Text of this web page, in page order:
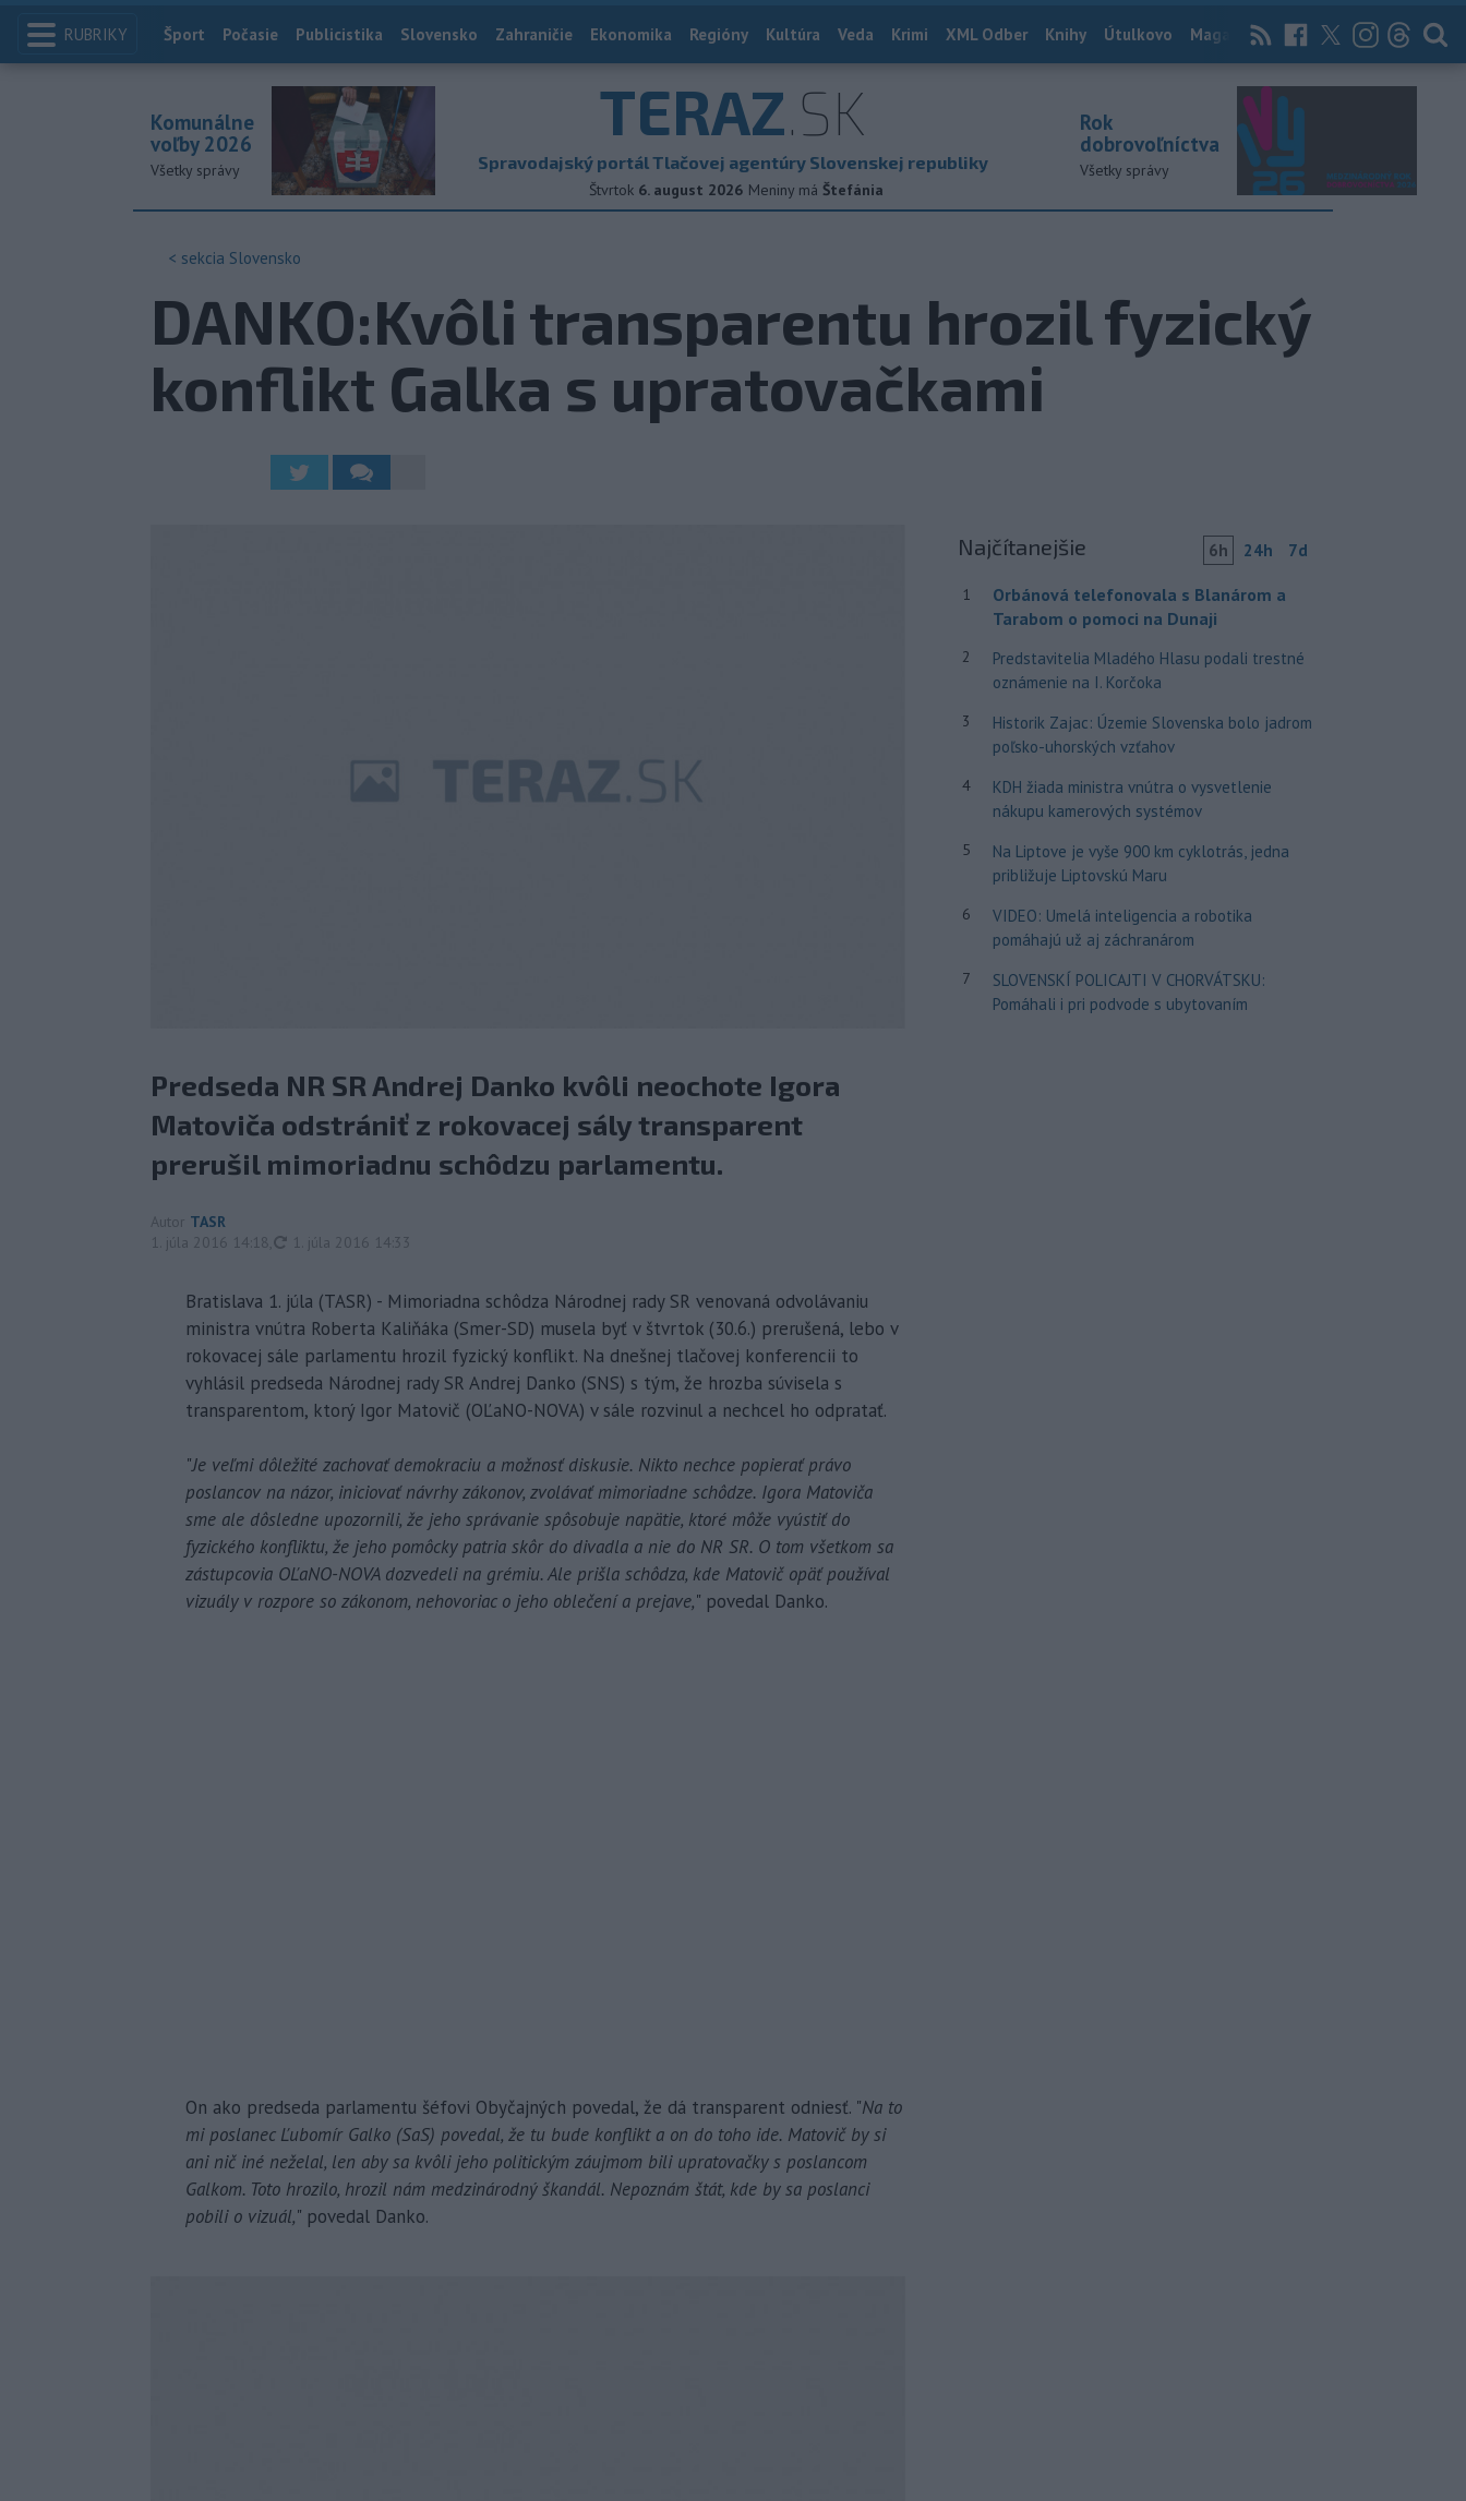
RUBRIKY Index
Šport Počasie Publicistika Slovensko Zahraničie Ekonomika Regióny Kultúra Veda Krimi XML Odber Knihy Útulkovo Magazín News Now Archív
TERAZ.SK
Spravodajský portál Tlačovej agentúry Slovenskej republiky
Štvrtok 6. august 2026 Meniny má Štefánia
Komunálne
voľby 2026
Všetky správy
Rok
dobrovoľníctva
Všetky správy
< sekcia Slovensko
DANKO:Kvôli transparentu hrozil fyzický
konflikt Galka s upratovačkami
Predseda NR SR Andrej Danko kvôli neochote Igora
Matoviča odstrániť z rokovacej sály transparent
prerušil mimoriadnu schôdzu parlamentu.
Autor TASR
1. júla 2016 14:18
aktualizované
1. júla 2016 14:33
Bratislava 1. júla (TASR) - Mimoriadna schôdza Národnej rady SR venovaná odvolávaniu
ministra vnútra Roberta Kaliňáka (Smer-SD) musela byť v štvrtok (30.6.) prerušená, lebo v
rokovacej sále parlamentu hrozil fyzický konflikt. Na dnešnej tlačovej konferencii to
vyhlásil predseda Národnej rady SR Andrej Danko (SNS) s tým, že hrozba súvisela s
transparentom, ktorý Igor Matovič (OĽaNO-NOVA) v sále rozvinul a nechcel ho odpratať.
"Je veľmi dôležité zachovať demokraciu a možnosť diskusie. Nikto nechce popierať právo
poslancov na názor, iniciovať návrhy zákonov, zvolávať mimoriadne schôdze. Igora Matoviča
sme ale dôsledne upozornili, že jeho správanie spôsobuje napätie, ktoré môže vyústiť do
fyzického konfliktu, že jeho pomôcky patria skôr do divadla a nie do NR SR. O tom všetkom sa
zástupcovia OĽaNO-NOVA dozvedeli na grémiu. Ale prišla schôdza, kde Matovič opäť používal
vizuály v rozpore so zákonom, nehovoriac o jeho oblečení a prejave," povedal Danko.
On ako predseda parlamentu šéfovi Obyčajných povedal, že dá transparent odniesť. "Na to
mi poslanec Ľubomír Galko (SaS) povedal, že tu bude konflikt a on do toho ide. Matovič by si
ani nič iné neželal, len aby sa kvôli jeho politickým záujmom bili upratovačky s poslancom
Galkom. Toto hrozilo, hrozil nám medzinárodný škandál. Nepoznám štát, kde by sa poslanci
pobili o vizuál," povedal Danko.
Najčítanejšie 6h 24h 7d
1
Orbánová telefonovala s Blanárom a
Tarabom o pomoci na Dunaji
2
Predstavitelia Mladého Hlasu podali trestné
oznámenie na I. Korčoka
3
Historik Zajac: Územie Slovenska bolo jadrom
poľsko-uhorských vzťahov
4
KDH žiada ministra vnútra o vysvetlenie
nákupu kamerových systémov
5
Na Liptove je vyše 900 km cyklotrás, jedna
približuje Liptovskú Maru
6
VIDEO: Umelá inteligencia a robotika
pomáhajú už aj záchranárom
7
SLOVENSKÍ POLICAJTI V CHORVÁTSKU:
Pomáhali i pri podvode s ubytovaním